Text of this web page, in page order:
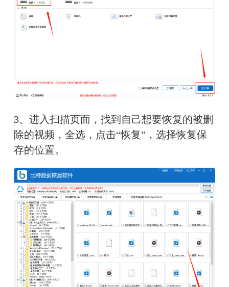
3、 进入扫描页面，找到自己想要恢复的被删
除的视频，全选，点击“恢复”，选择恢复保
存的位置。